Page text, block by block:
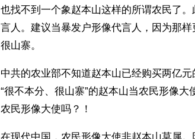
也找不到一个象赵本山这样的所谓农民了
言人。建议当暴发户形像代言人，因为那
很山寨。
中共的农业部不知道赵本山已经购买两亿
“很不本分、很山寨”的赵本山当农民形像
农民形像大使吗？！